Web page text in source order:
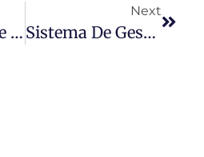
Rastreabilidade De Alimentos: Benefícios
Next
Sistema De Gestão: Por Que Mudar?